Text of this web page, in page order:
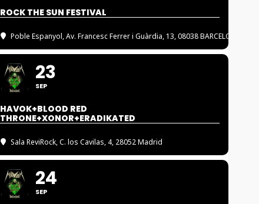
ROCK THE SUN FESTIVAL
Poble Espanyol, Av. Francesc Ferrer i Guàrdia, 13, 08038 BARCELONA
23
SEP
HAVOK+BLOOD RED
THRONE+XONOR+ERADIKATED
Sala ReviRock, C. los Cavilas, 4, 28052 Madrid
24
SEP